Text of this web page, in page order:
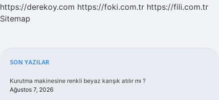
https://derekoy.com https://foki.com.tr https://fili.com.tr
Sitemap
Sidebar
SON YAZILAR
Kurutma makinesine renkli beyaz karışık atılır mı ?
Ağustos 7, 2026